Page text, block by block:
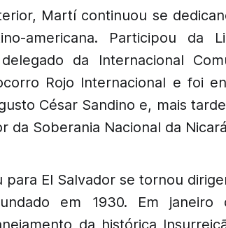
Martí continuou se
americana. Participou da
da Internacional
Rojo Internacional e foi
César Sandino e, mais
da Soberania Nacional da
para El Salvador se tornou
em 1930. Em
da histórica